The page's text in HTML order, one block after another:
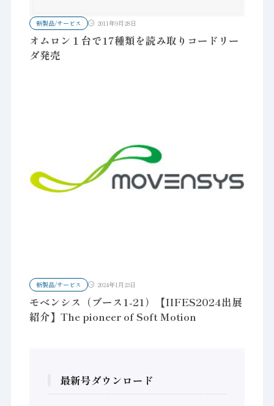
新製品/サービス 2011年9月28日
オムロン１台で17種類を読み取りコードリー
ダ発売
新製品/サービス 2024年1月23日
モベンシス（ブース1-21）【IIFES2024出展
紹介】The pioneer of Soft Motion
最新号ダウンロード